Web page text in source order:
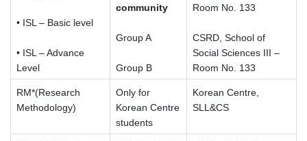
• ISL – Basic level
• ISL – Advance
Level
community
Group A
Group B
Room No. 133
CSRD, School of
Social Sciences III –
Room No. 133
RM*(Research
Methodology)
Only for
Korean Centre
students
Korean Centre,
SLL&CS